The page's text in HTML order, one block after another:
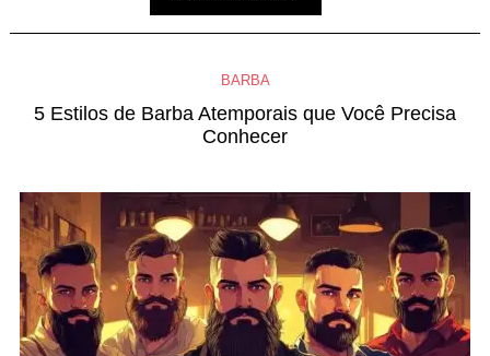
BARBA
5 Estilos de Barba Atemporais que Você Precisa
Conhecer